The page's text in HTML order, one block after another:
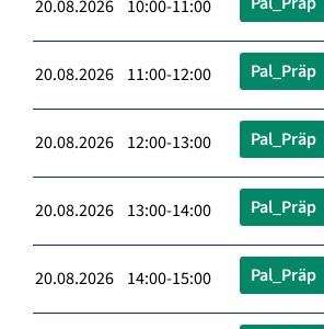
20.08.2026 10:00-11:00
20.08.2026 11:00-12:00 Pal_Präp
20.08.2026 12:00-13:00 Pal_Präp
20.08.2026 13:00-14:00 Pal_Präp
20.08.2026 14:00-15:00 Pal_Präp